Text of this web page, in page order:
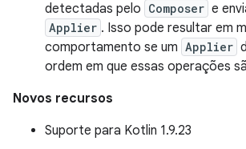
detectadas pelo Composer e
Applier . Isso pode resultar em
comportamento se um Applier
ordem em que essas operações
Novos recursos
Suporte para Kotlin 1.9.23